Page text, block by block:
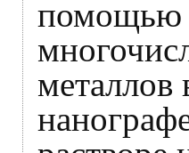
помощью
металлов